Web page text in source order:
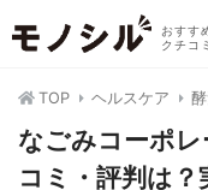
おすす
クチコ
TOP ヘルスケア
なごみコーポ
コミ・評判は